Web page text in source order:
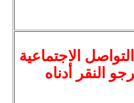
الاجتماعية
النقر أدناه